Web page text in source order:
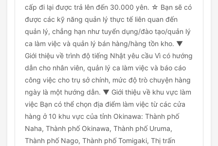
cấp đi lại được trả lên đến 30.000 yên. ☆ Bạn sẽ có
được các kỹ năng quản lý thực tế liên quan đến
quản lý, chẳng hạn như tuyển dụng/đào tạo/quản lý
ca làm việc và quản lý bán hàng/hàng tồn kho. ▼
Giới thiệu về trình độ tiếng Nhật yêu cầu Vì có hướng
dẫn cho nhân viên, quản lý ca làm việc và báo cáo
công việc cho trụ sở chính, mức độ trò chuyện hàng
ngày là một hướng dẫn. ▼ Giới thiệu về khu vực làm
việc Bạn có thể chọn địa điểm làm việc từ các cửa
hàng ở 10 khu vực của tỉnh Okinawa: Thành phố
Naha, Thành phố Okinawa, Thành phố Uruma,
Thành phố Nago, Thành phố Tomigaki, Thị trấn